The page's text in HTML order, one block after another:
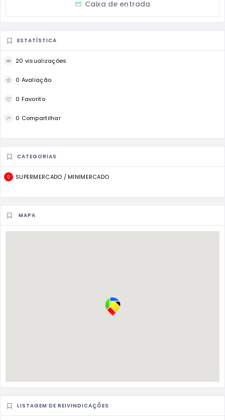
Caixa de entrada
ESTATÍSTICA
20 visualizações
0 Avaliação
0 Favorito
0 Compartilhar
CATEGORIAS
SUPERMERCADO / MINIMERCADO
MAPA
LISTAGEM DE REIVINDICAÇÕES